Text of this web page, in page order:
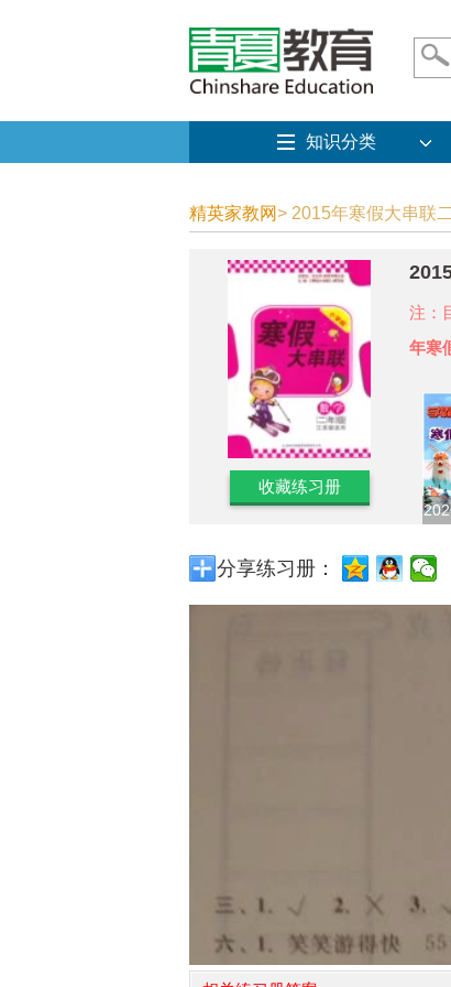
知识分类
精英家教网> 2015年寒假大串联
收藏练习册
注：
年寒
分享练习册：